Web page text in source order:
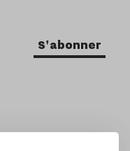
S'abonner
sur la